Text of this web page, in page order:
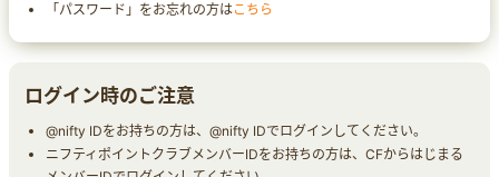
「パスワード」をお忘れの方はこちら
ログイン時のご注意
@nifty IDをお持ちの方は、@nifty IDでログインしてください。
ニフティポイントクラブメンバーIDをお持ちの方は、CFからはじまる